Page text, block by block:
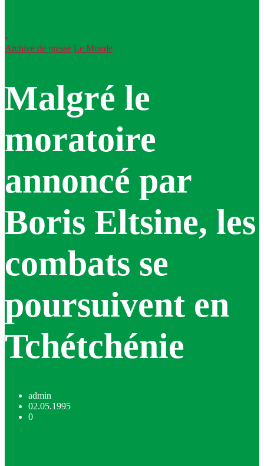
Archive de presse Le Monde
Malgré le
moratoire
annoncé par
Boris Eltsine, les
combats se
poursuivent en
Tchétchénie
admin
02.05.1995
0